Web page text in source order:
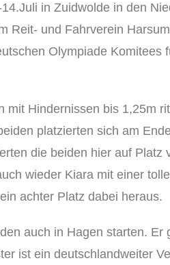
in Zuidwolde in den
Reit- und Fahrverein
Olympiade
mit Hindernissen bis 1,25m
platzierten sich am
die beiden hier auf
wieder Kiara mit einer
achter Platz dabei heraus.
auch in Hagen starten.
ist ein deutschlandweiter